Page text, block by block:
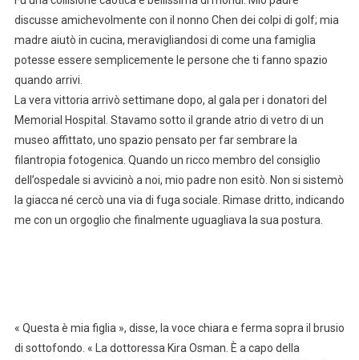
discusse amichevolmente con il nonno Chen dei colpi di golf; mia
madre aiutò in cucina, meravigliandosi di come una famiglia
potesse essere semplicemente le persone che ti fanno spazio
quando arrivi.
La vera vittoria arrivò settimane dopo, al gala per i donatori del
Memorial Hospital. Stavamo sotto il grande atrio di vetro di un
museo affittato, uno spazio pensato per far sembrare la
filantropia fotogenica. Quando un ricco membro del consiglio
dell’ospedale si avvicinò a noi, mio padre non esitò. Non si sistemò
la giacca né cercò una via di fuga sociale. Rimase dritto, indicando
me con un orgoglio che finalmente uguagliava la sua postura.
« Questa è mia figlia », disse, la voce chiara e ferma sopra il brusio
di sottofondo. « La dottoressa Kira Osman. È a capo della